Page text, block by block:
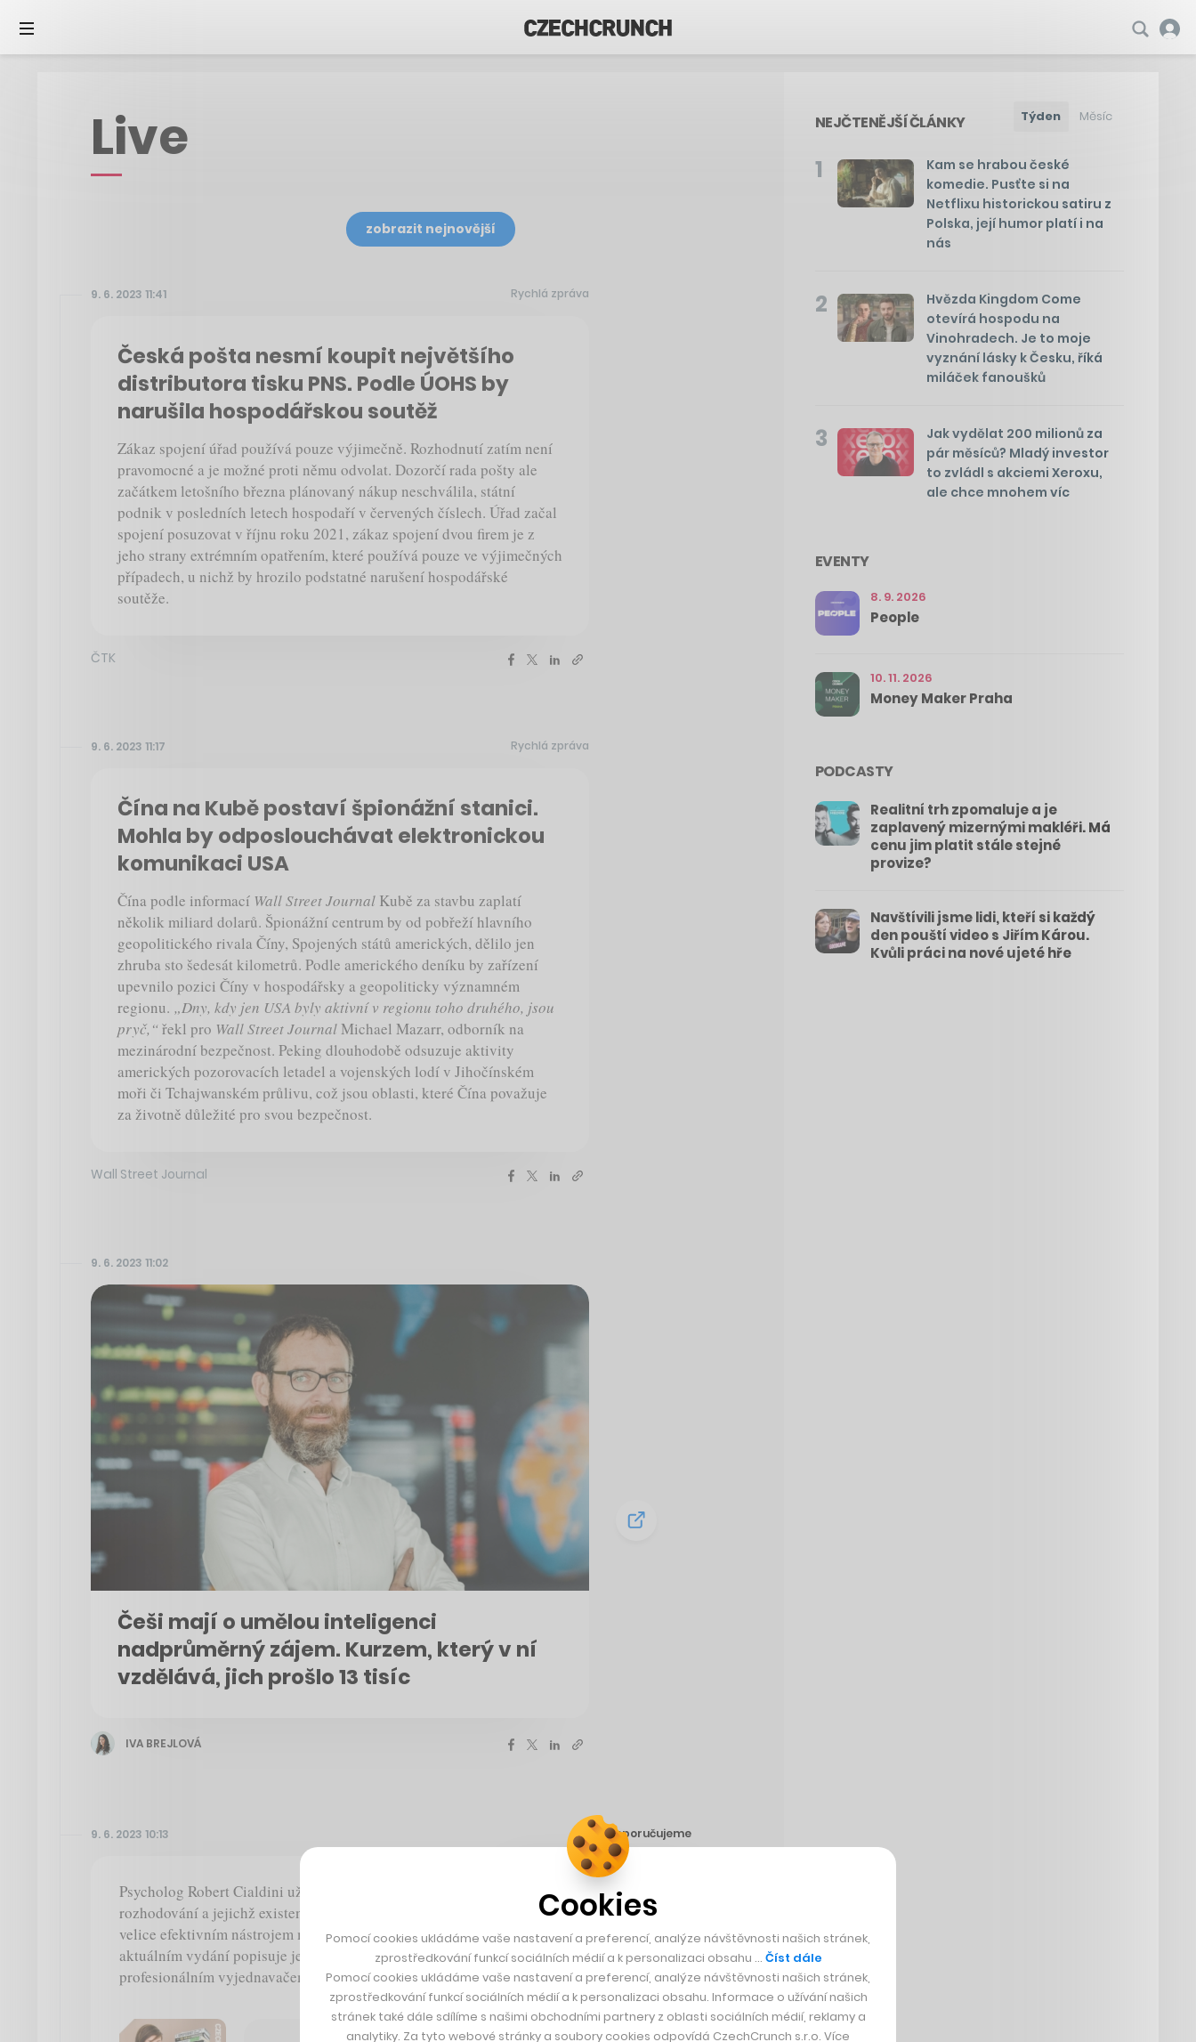
Live
zobrazit nejnovější
9. 6. 2023 11:41 Rychlá zpráva
Česká pošta nesmí koupit největšího
distributora tisku PNS. Podle ÚOHS by
narušila hospodářskou soutěž
Zákaz spojení úřad používá pouze výjimečně. Rozhodnutí zatím není
pravomocné a je možné proti němu odvolat. Dozorčí rada pošty ale
začátkem letošního března plánovaný nákup neschválila, státní
podnik v posledních letech hospodaří v červených číslech. Úřad začal
spojení posuzovat v říjnu roku 2021, zákaz spojení dvou firem je z
jeho strany extrémním opatřením, které používá pouze ve výjimečných
případech, u nichž by hrozilo podstatné narušení hospodářské
soutěže.
ČTK
9. 6. 2023 11:17 Rychlá zpráva
Čína na Kubě postaví špionážní stanici.
Mohla by odposlouchávat elektronickou
komunikaci USA
Čína podle informací Wall Street Journal Kubě za stavbu zaplatí
několik miliard dolarů. Špionážní centrum by od pobřeží hlavního
geopolitického rivala Číny, Spojených států amerických, dělilo jen
zhruba sto šedesát kilometrů. Podle amerického deníku by zařízení
upevnilo pozici Číny v hospodářsky a geopoliticky významném
regionu. „Dny, kdy jen USA byly aktivní v regionu toho druhého, jsou
pryč,“řekl pro Wall Street JournalMichael Mazarr, odborník na
mezinárodní bezpečnost. Peking dlouhodobě odsuzuje aktivity
amerických pozorovacích letadel a vojenských lodí v Jihočínském
moři či Tchajwanském průlivu, což jsou oblasti, které Čína považuje
za životně důležité pro svou bezpečnost.
Wall Street Journal
9. 6. 2023 11:02
Češi mají o umělou inteligenci
nadprůměrný zájem. Kurzem, který v ní
vzdělává, jich prošlo 13 tisíc
IVA BREJLOVÁ
9. 6. 2023 10:13 Doporučujeme
Psycholog Robert Cialdini už v 80. letech popsal principy, jež nám ulehčují
rozhodování a jejichž existenci si ne vždy uvědomujeme. Právě proto mohou být
velice efektivním nástrojem manipulace, pokud se je někdo rozhodne zneužívat. V
aktuálním vydání popisuje jejich fungování i v online světě a my ho rozebíráme s
profesionálním vyjednavačem Vítem Prokůpkem.
NEJČTENĚJŠÍ ČLÁNKY Týden Měsíc
1
Kam se hrabou české
komedie. Pusťte si na
Netflixu historickou satiru z
Polska, její humor platí i na
nás
2
Hvězda Kingdom Come
otevírá hospodu na
Vinohradech. Je to moje
vyznání lásky k Česku, říká
miláček fanoušků
3
Jak vydělat 200 milionů za
pár měsíců? Mladý investor
to zvládl s akciemi Xeroxu,
ale chce mnohem víc
EVENTY
8. 9. 2026
People
10. 11. 2026
Money Maker Praha
PODCASTY
Realitní trh zpomaluje a je
zaplavený mizernými makléři. Má
cenu jim platit stále stejné
provize?
Navštívili jsme lidi, kteří si každý
den pouští video s Jiřím Károu.
Kvůli práci na nové ujeté hře
Cookies
Pomocí cookies ukládáme vaše nastavení a preferencí, analýze návštěvnosti našich stránek,
zprostředkování funkcí sociálních médií a k personalizaci obsahu … Číst dále
Pomocí cookies ukládáme vaše nastavení a preferencí, analýze návštěvnosti našich stránek,
zprostředkování funkcí sociálních médií a k personalizaci obsahu. Informace o užívání našich
stránek také dále sdílíme s našimi obchodními partnery z oblasti sociálních médií, reklamy a
analytiky. Za tyto webové stránky a soubory cookies odpovídá CzechCrunch s.r.o. Více